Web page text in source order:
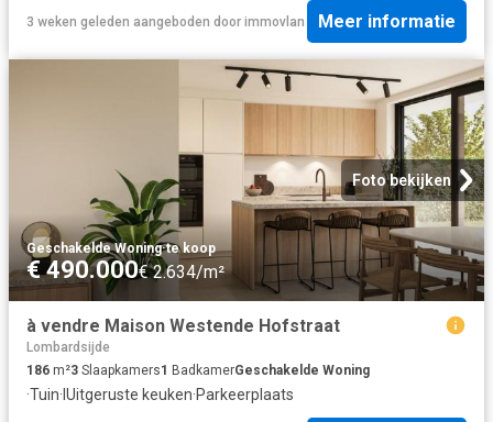
3 weken geleden aangeboden door immovlan Meer informatie
Foto bekijken
Geschakelde Woning·te koop
€ 490.000€ 2.634/m²
à vendre Maison Westende Hofstraat
Lombardsijde
186 m²3 Slaapkamers1 BadkamerGeschakelde Woning
·Tuin· IUitgeruste keuken·Parkeerplaats